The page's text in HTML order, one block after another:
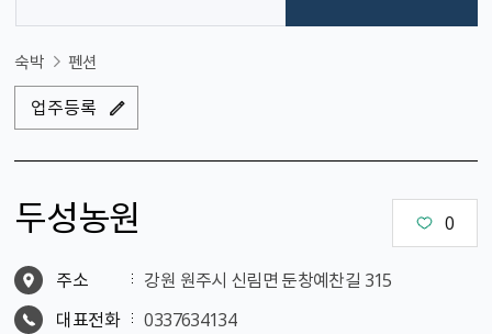
숙박 펜션
업주등록
두성농원 0
주소
강원 원주시 신림면 둔창예찬길 315
대표전화
0337634134